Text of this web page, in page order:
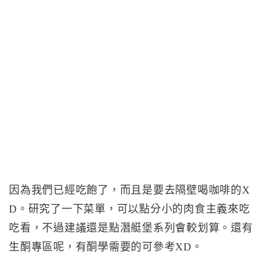
因為我們已經吃飽了，而且是要去隔壁喝咖啡的X
D。研究了一下菜單，可以點分小的肉食主義來吃
吃看，不過建議還是點潛艇堡系列會較划算。還有
生酮專區呢，有酮學需要的可參考XD。